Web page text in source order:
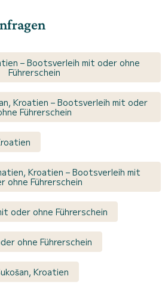
– Bootsverleih mit oder ohne
Führerschein
Kroatien – Bootsverleih mit oder
Führerschein
Kroatien – Bootsverleih mit
ohne Führerschein
oder ohne Führerschein
ohne Führerschein
Kroatien